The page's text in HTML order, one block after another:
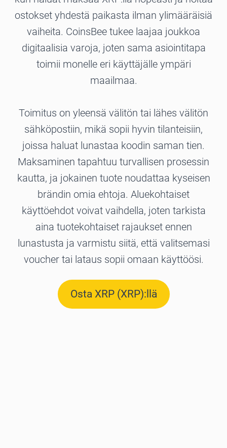
ostokset yhdestä paikasta ilman ylimääräisiä
vaiheita. CoinsBee tukee laajaa joukkoa
digitaalisia varoja, joten sama asiointitapa
toimii monelle eri käyttäjälle ympäri
maailmaa.
Toimitus on yleensä välitön tai lähes välitön
sähköpostiin, mikä sopii hyvin tilanteisiin,
joissa haluat lunastaa koodin saman tien.
Maksaminen tapahtuu turvallisen prosessin
kautta, ja jokainen tuote noudattaa kyseisen
brändin omia ehtoja. Aluekohtaiset
käyttöehdot voivat vaihdella, joten tarkista
aina tuotekohtaiset rajaukset ennen
lunastusta ja varmistu siitä, että valitsemasi
voucher tai lataus sopii omaan käyttöösi.
Osta XRP (XRP):llä